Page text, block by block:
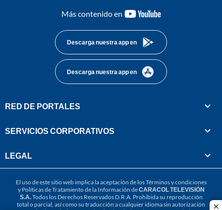
Más contenido en
youtube-
Descarga nuestra app en
Descarga nuestra app en
RED DE PORTALES
SERVICIOS CORPORATIVOS
LEGAL
El uso de este sitio web implica la aceptación de losTérminos y condiciones
y Políticas de Tratamiento de la Información deCARACOL TELEVISIÓN
S.A.Todos los Derechos Reservados D.R.A. Prohibida su reproducción
total o parcial, así como su traducción a cualquier idioma sin autorización